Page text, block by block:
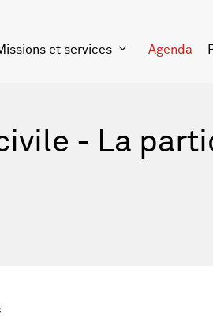
et services Agenda
- La